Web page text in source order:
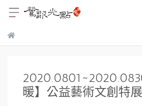
暖】公益藝術文創特展